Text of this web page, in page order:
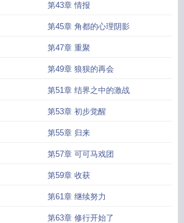
第43章 情报
第45章 角都的心理阴影
第47章 重聚
第49章 狼狈的再会
第51章 结界之中的激战
第53章 初步觉醒
第55章 归来
第57章 可可马戏团
第59章 收获
第61章 继续努力
第63章 修行开始了